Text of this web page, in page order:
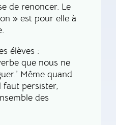
de renoncer. Le
» est pour elle à
élèves :
que nous ne
Même quand
faut persister,
des